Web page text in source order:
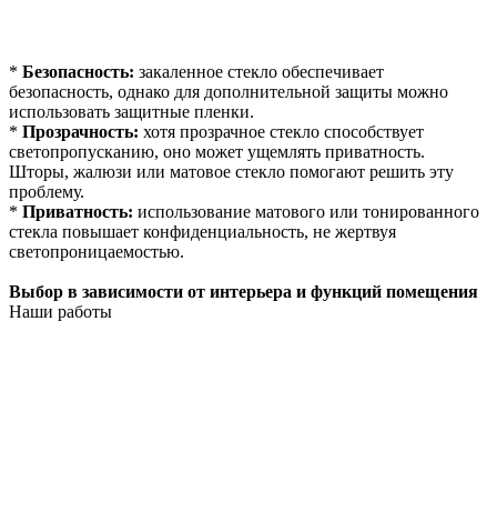
* Безопасность: закаленное стекло обеспечивает
безопасность, однако для дополнительной защиты можно
использовать защитные пленки.
* Прозрачность: хотя прозрачное стекло способствует
светопропусканию, оно может ущемлять приватность.
Шторы, жалюзи или матовое стекло помогают решить эту
проблему.
* Приватность: использование матового или тонированного
стекла повышает конфиденциальность, не жертвуя
светопроницаемостью.
Выбор в зависимости от интерьера и функций помещения
Наши работы